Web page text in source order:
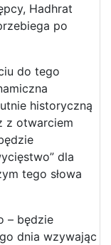
Hadhrat
po
do tego
historyczną
z otwarciem
dla
tego słowa
– będzie
dnia wzywając